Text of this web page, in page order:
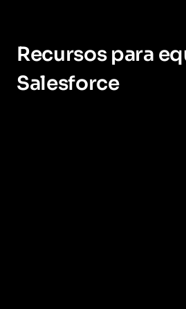
Recursos para
Salesforce